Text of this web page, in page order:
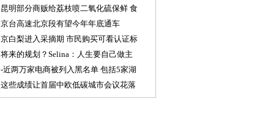
昆明部分商贩给荔枝喷二氧化硫保鲜 食
京台高速北京段有望今年年底通车
京白梨进入采摘期 市民购买可看认证标
将来的规划？Selina：人生要自己做主
-近两万家电商被列入黑名单 包括5家湖
这些成绩让首届中欧低碳城市会议花落